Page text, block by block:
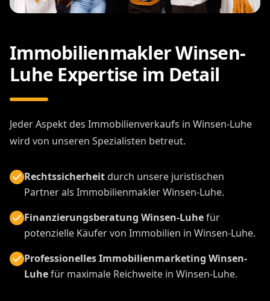
Immobilienmakler Winsen-
Luhe Expertise im Detail
Jeder Aspekt des Immobilienverkaufs in Winsen-Luhe
wird von unseren Spezialisten betreut.
Rechtssicherheitdurch unsere juristischen
Partner als Immobilienmakler Winsen-Luhe.
Finanzierungsberatung Winsen-Luhefür
potenzielle Käufer von Immobilien in Winsen-Luhe.
Professionelles Immobilienmarketing Winsen-
Luhefür maximale Reichweite in Winsen-Luhe.